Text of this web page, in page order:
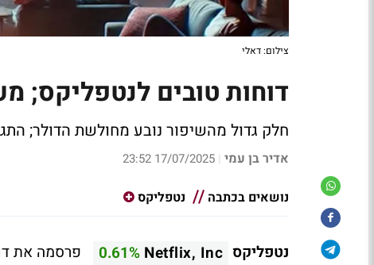
צילום: דאלי
דוחות טובים לנטפליקס;
חלק גדול מהשיפור נובע מחולשת הדולר;
אדיר בן עמי |
17/07/2025 23:52
נושאים בכתבה נטפליקס
נטפליקס Netflix, Inc
0.61%